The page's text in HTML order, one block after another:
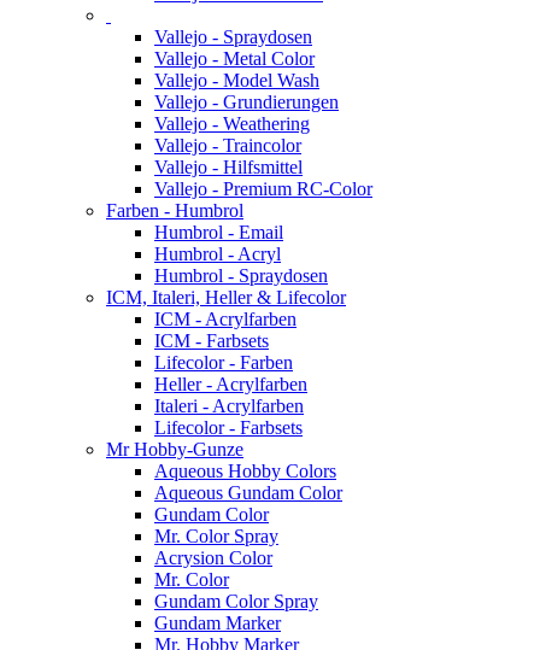
Vallejo - Spraydosen
Vallejo - Metal Color
Vallejo - Model Wash
Vallejo - Grundierungen
Vallejo - Weathering
Vallejo - Traincolor
Vallejo - Hilfsmittel
Vallejo - Premium RC-Color
Farben - Humbrol
Humbrol - Email
Humbrol - Acryl
Humbrol - Spraydosen
ICM, Italeri, Heller & Lifecolor
ICM - Acrylfarben
ICM - Farbsets
Lifecolor - Farben
Heller - Acrylfarben
Italeri - Acrylfarben
Lifecolor - Farbsets
Mr Hobby-Gunze
Aqueous Hobby Colors
Aqueous Gundam Color
Gundam Color
Mr. Color Spray
Acrysion Color
Mr. Color
Gundam Color Spray
Gundam Marker
Mr. Hobby Marker